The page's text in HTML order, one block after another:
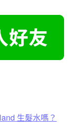
生髮水嗎？